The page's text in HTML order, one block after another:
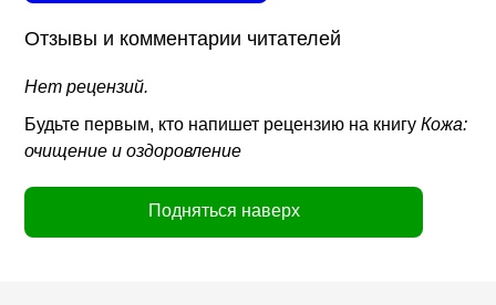
Отзывы и комментарии читателей
Нет рецензий.
Будьте первым, кто напишет рецензию на книгуКожа:
очищение и оздоровление
Подняться наверх